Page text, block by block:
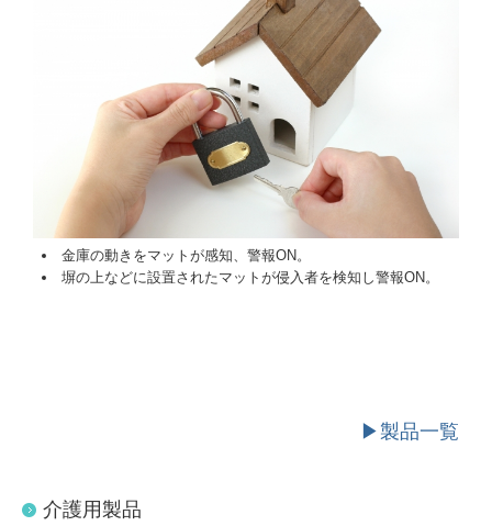
金庫の動きをマットが感知、警報ON。
塀の上などに設置されたマットが侵入者を検知し警報ON。
▶製品一覧
介護用製品